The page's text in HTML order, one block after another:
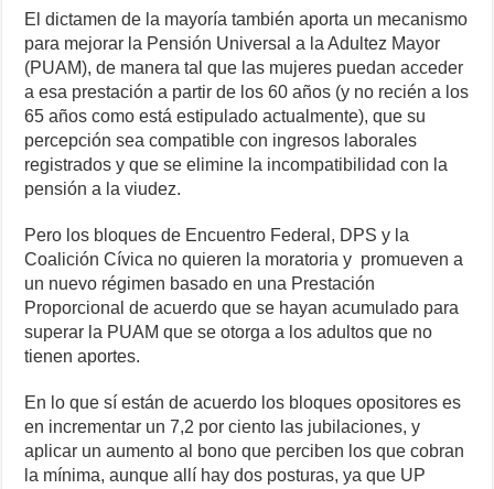
El dictamen de la mayoría también aporta un mecanismo
para mejorar la Pensión Universal a la Adultez Mayor
(PUAM), de manera tal que las mujeres puedan acceder
a esa prestación a partir de los 60 años (y no recién a los
65 años como está estipulado actualmente), que su
percepción sea compatible con ingresos laborales
registrados y que se elimine la incompatibilidad con la
pensión a la viudez.
Pero los bloques de Encuentro Federal, DPS y la
Coalición Cívica no quieren la moratoria y promueven a
un nuevo régimen basado en una Prestación
Proporcional de acuerdo que se hayan acumulado para
superar la PUAM que se otorga a los adultos que no
tienen aportes.
En lo que sí están de acuerdo los bloques opositores es
en incrementar un 7,2 por ciento las jubilaciones, y
aplicar un aumento al bono que perciben los que cobran
la mínima, aunque allí hay dos posturas, ya que UP